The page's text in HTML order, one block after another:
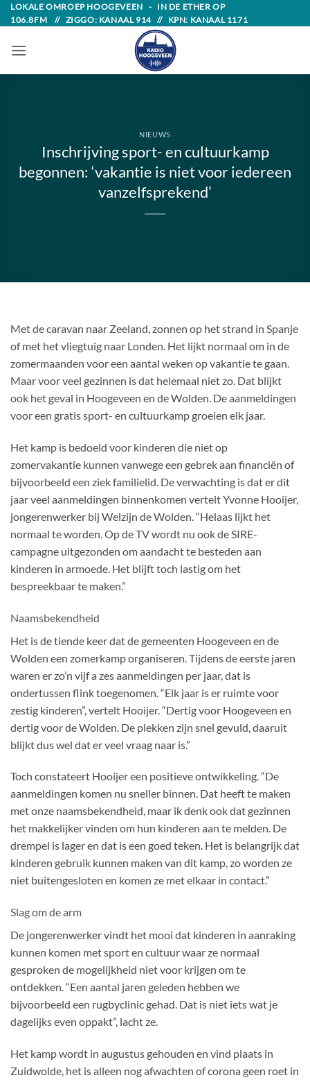
Skip
to
content
LOKALE OMROEP HOOGEVEEN - IN DE ETHER OP
106.8FM // ZIGGO: KANAAL 914 // KPN: KANAAL 1171
NIEUWS
Inschrijving sport- en cultuurkamp
begonnen: ‘vakantie is niet voor iedereen
vanzelfsprekend’
Met de caravan naar Zeeland, zonnen op het strand in Spanje
of met het vliegtuig naar Londen. Het lijkt normaal om in de
zomermaanden voor een aantal weken op vakantie te gaan.
Maar voor veel gezinnen is dat helemaal niet zo. Dat blijkt
ook het geval in Hoogeveen en de Wolden. De aanmeldingen
voor een gratis sport- en cultuurkamp groeien elk jaar.
Het kamp is bedoeld voor kinderen die niet op
zomervakantie kunnen vanwege een gebrek aan financiën of
bijvoorbeeld een ziek familielid. De verwachting is dat er dit
jaar veel aanmeldingen binnenkomen vertelt Yvonne Hooijer,
jongerenwerker bij Welzijn de Wolden. “Helaas lijkt het
normaal te worden. Op de TV wordt nu ook de SIRE-
campagne uitgezonden om aandacht te besteden aan
kinderen in armoede. Het blijft toch lastig om het
bespreekbaar te maken.”
Naamsbekendheid
Het is de tiende keer dat de gemeenten Hoogeveen en de
Wolden een zomerkamp organiseren. Tijdens de eerste jaren
waren er zo’n vijf a zes aanmeldingen per jaar, dat is
ondertussen flink toegenomen. “Elk jaar is er ruimte voor
zestig kinderen”, vertelt Hooijer. “Dertig voor Hoogeveen en
dertig voor de Wolden. De plekken zijn snel gevuld, daaruit
blijkt dus wel dat er veel vraag naar is.”
Toch constateert Hooijer een positieve ontwikkeling. “De
aanmeldingen komen nu sneller binnen. Dat heeft te maken
met onze naamsbekendheid, maar ik denk ook datgezinnen
het makkelijker vinden om hun kinderen aan te melden. De
drempel is lager en dat is een goed teken. Het is belangrijk dat
kinderen gebruik kunnen maken van dit kamp, zo worden ze
niet buitengesloten en komen ze met elkaar in contact.”
Slag om de arm
De jongerenwerker vindt het mooi dat kinderen in aanraking
kunnen komen met sport en cultuur waar ze normaal
gesproken de mogelijkheid niet voor krijgen om te
ontdekken. “Een aantal jaren geleden hebben we
bijvoorbeeld een rugbyclinic gehad. Dat is niet iets wat je
dagelijks even oppakt”, lacht ze.
Het kamp wordt in augustus gehouden en vind plaats in
Zuidwolde, het is alleen nogafwachten ofcorona geen roet in